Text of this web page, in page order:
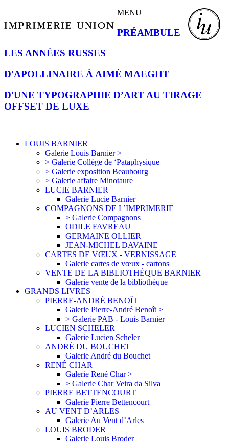
MENU
PRÉAMBULE
LES ANNÉES RUSSES
D'APOLLINAIRE À AIMÉ MAEGHT
D'UNE TYPOGRAPHIE D’ART AU TIRAGE
OFFSET DE LUXE
LOUIS BARNIER
Galerie Louis Barnier >
> Galerie Collège de ‘Pataphysique
> Galerie exposition Beaubourg
> Galerie affaire Minotaure
LUCIE BARNIER
Galerie Lucie Barnier
COMPAGNONS DE L’IMPRIMERIE
> Galerie Compagnons
ODILE FAVREAU
GERMAINE OLLIER
JEAN-MICHEL DAVAINE
CARTES DE VŒUX - VERNISSAGE
Galerie cartes de vœux - cartons
VENTE DE LA BIBLIOTHÈQUE BARNIER
Galerie vente de la bibliothèque
GRANDS LIVRES
PIERRE-ANDRÉ BENOÎT
Galerie Pierre-André Benoît >
> Galerie PAB - Louis Barnier
LUCIEN SCHELER
Galerie Lucien Scheler
ANDRÉ DU BOUCHET
Galerie André du Bouchet
RENÉ CHAR
Galerie René Char >
> Galerie Char Veira da Silva
PIERRE BETTENCOURT
Galerie Pierre Bettencourt
AU VENT D’ARLES
Galerie Au Vent d’Arles
LOUIS BRODER
Galerie Louis Broder